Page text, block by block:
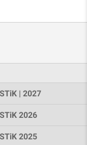
| 2027
2026
2025